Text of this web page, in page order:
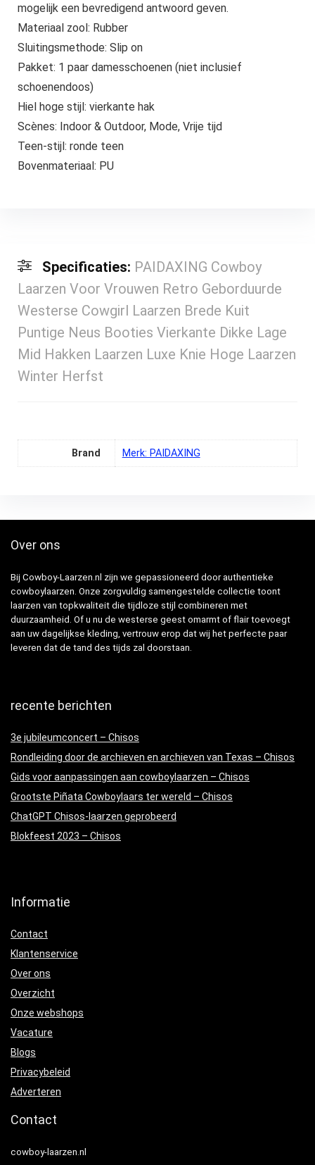
mogelijk een bevredigend antwoord geven.
Materiaal zool: Rubber
Sluitingsmethode: Slip on
Pakket: 1 paar damesschoenen (niet inclusief
schoenendoos)
Hiel hoge stijl: vierkante hak
Scènes: Indoor & Outdoor, Mode, Vrije tijd
Teen-stijl: ronde teen
Bovenmateriaal: PU
Specificaties: PAIDAXING Cowboy
Laarzen Voor Vrouwen Retro Geborduurde
Westerse Cowgirl Laarzen Brede Kuit
Puntige Neus Booties Vierkante Dikke Lage
Mid Hakken Laarzen Luxe Knie Hoge Laarzen
Winter Herfst
Brand Merk: PAIDAXING
Over ons
Bij Cowboy-Laarzen.nl zijn we gepassioneerd door authentieke
cowboylaarzen. Onze zorgvuldig samengestelde collectie toont
laarzen van topkwaliteit die tijdloze stijl combineren met
duurzaamheid. Of u nu de westerse geest omarmt of flair toevoegt
aan uw dagelijkse kleding, vertrouw erop dat wij het perfecte paar
leveren dat de tand des tijds zal doorstaan.
recente berichten
3e jubileumconcert – Chisos
Rondleiding door de archieven en archieven van Texas – Chisos
Gids voor aanpassingen aan cowboylaarzen – Chisos
Grootste Piñata Cowboylaars ter wereld – Chisos
ChatGPT Chisos-laarzen geprobeerd
Blokfeest 2023 – Chisos
Informatie
Contact
Klantenservice
Over ons
Overzicht
Onze webshops
Vacature
Blogs
Privacybeleid
Adverteren
Contact
cowboy-laarzen.nl